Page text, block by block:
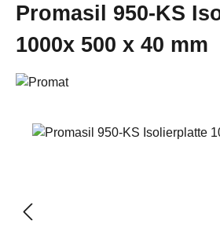
Promasil 950-KS
1000x 500 x 40 mm
Bildergalerie überspringen